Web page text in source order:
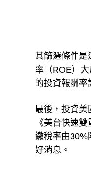
其篩選條件是
率（ROE）
的投資報酬率
最後，投資
《美台快速
繳稅率由30%
好消息。